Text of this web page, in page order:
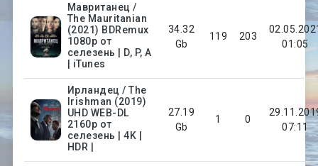
Мавританец /
The Mauritanian
(2021) BDRemux
1080p от
селезень | D, P, A
| iTunes
34.32
Gb
119 203
01:05
Ирландец / The
Irishman (2019)
UHD WEB-DL
2160p от
селезень | 4K |
HDR |
27.19
Gb
1 0
07:11